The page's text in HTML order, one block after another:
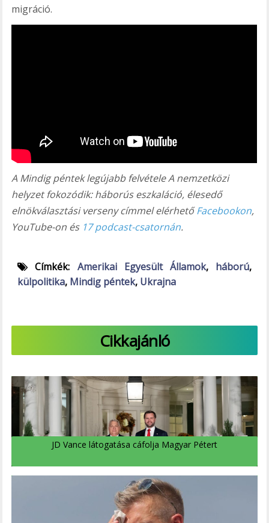
migráció.
A Mindig péntek legújabb felvétele A nemzetközi
helyzet fokozódik: háborús eszkaláció, élesedő
elnökválasztási verseny címmel elérhetőFacebookon,
YouTube-on és 17 podcast-csatornán.
Címkék: Amerikai Egyesült Államok, háború,
külpolitika, Mindig péntek, Ukrajna
Cikkajánló
JD Vance látogatása cáfolja Magyar Pétert